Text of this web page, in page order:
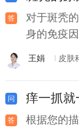
对于斑秃
身的免疫
王娟 皮肤
痒一抓就
根据您的